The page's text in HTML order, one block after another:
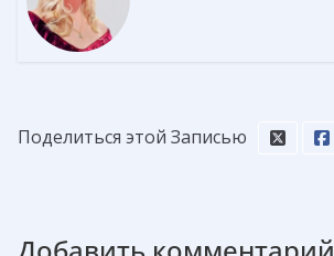
Поделиться этой Записью